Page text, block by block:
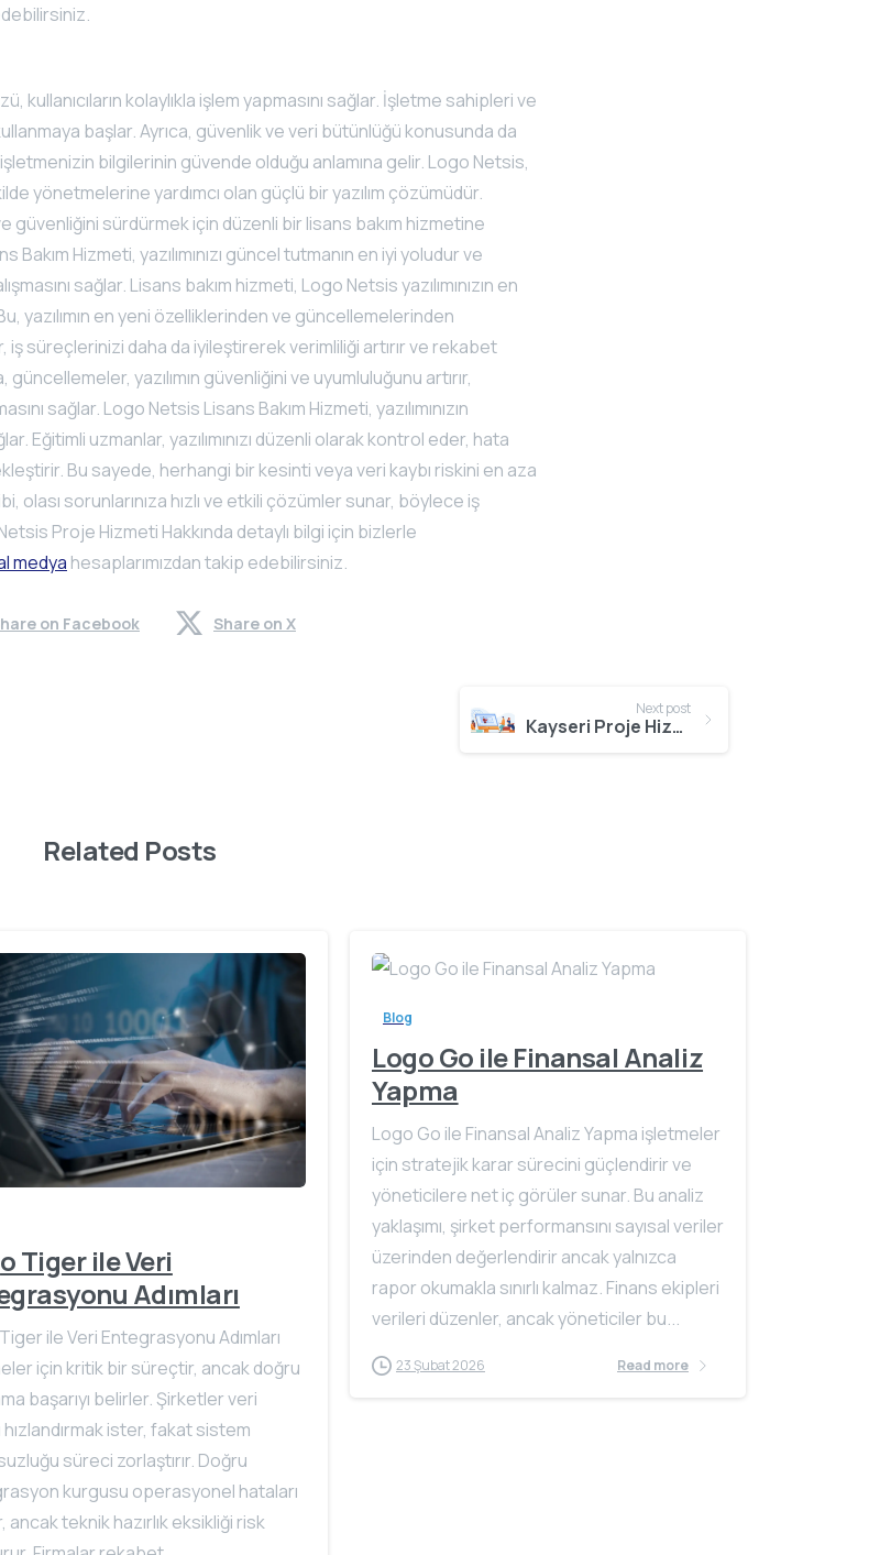
kullanıcıların kolaylıkla işlem yapmasını sağlar. İşletme sahipleri ve
kullanmaya başlar. Ayrıca, güvenlik ve veri bütünlüğü konusunda da
bilgilerinin güvende olduğu anlamına gelir. Logo Netsis,
yönetmelerine yardımcı olan güçlü bir yazılım çözümüdür.
ve güvenliğini sürdürmek için düzenli bir lisans bakım hizmetine
Hizmeti, yazılımınızı güncel tutmanın en iyi yoludur ve
sağlar. Lisans bakım hizmeti, Logo Netsis yazılımınızın en
yazılımın en yeni özelliklerinden ve güncellemelerinden
iş süreçlerinizi daha da iyileştirerek verimliliği artırır ve rekabet
yazılımın güvenliğini ve uyumluluğunu artırır,
sağlar. Logo Netsis Lisans Bakım Hizmeti, yazılımınızın
Eğitimli uzmanlar, yazılımınızı düzenli olarak kontrol eder, hata
Bu sayede, herhangi bir kesinti veya veri kaybı riskini en aza
olası sorunlarınıza hızlı ve etkili çözümler sunar, böylece iş
Proje Hizmeti Hakkında detaylı bilgi için bizlerle
medya hesaplarımızdan takip edebilirsiniz.
on Facebook Share on X
Next post
Kayseri Proje Hizmeti Fiyatları
Related Posts
Tiger ile Veri
Adımları
ile Veri Entegrasyonu Adımları
için kritik bir süreçtir, ancak doğru
başarıyı belirler. Şirketler veri
hızlandırmak ister, fakat sistem
süreci zorlaştırır. Doğru
kurgusu operasyonel hataları
ancak teknik hazırlık eksikliği risk
Blog
Logo Go ile Finansal Analiz
Yapma
Logo Go ile Finansal Analiz Yapma işletmeler
için stratejik karar sürecini güçlendirir ve
yöneticilere net iç görüler sunar. Bu analiz
yaklaşımı, şirket performansını sayısal veriler
üzerinden değerlendirir ancak yalnızca
rapor okumakla sınırlı kalmaz. Finans ekipleri
verileri düzenler, ancak yöneticiler bu...
23 Şubat 2026 Read more